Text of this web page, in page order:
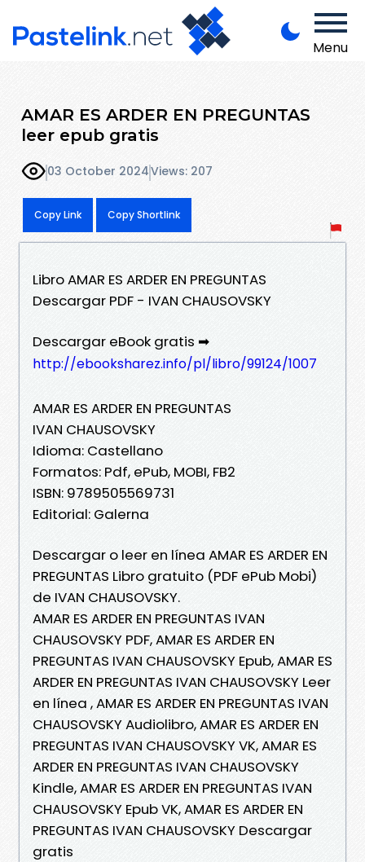
Menu
AMAR ES ARDER EN PREGUNTAS
leer epub gratis
03 October 2024Views: 207
Copy Link Copy Shortlink
Libro AMAR ES ARDER EN PREGUNTAS
Descargar PDF - IVAN CHAUSOVSKY
Descargar eBook gratis ➡
http://ebooksharez.info/pl/libro/99124/1007
AMAR ES ARDER EN PREGUNTAS
IVAN CHAUSOVSKY
Idioma: Castellano
Formatos: Pdf, ePub, MOBI, FB2
ISBN: 9789505569731
Editorial: Galerna
Descargar o leer en línea AMAR ES ARDER EN
PREGUNTAS Libro gratuito (PDF ePub Mobi)
de IVAN CHAUSOVSKY.
AMAR ES ARDER EN PREGUNTAS IVAN
CHAUSOVSKY PDF, AMAR ES ARDER EN
PREGUNTAS IVAN CHAUSOVSKY Epub, AMAR ES
ARDER EN PREGUNTAS IVAN CHAUSOVSKY Leer
en línea , AMAR ES ARDER EN PREGUNTAS IVAN
CHAUSOVSKY Audiolibro, AMAR ES ARDER EN
PREGUNTAS IVAN CHAUSOVSKY VK, AMAR ES
ARDER EN PREGUNTAS IVAN CHAUSOVSKY
Kindle, AMAR ES ARDER EN PREGUNTAS IVAN
CHAUSOVSKY Epub VK, AMAR ES ARDER EN
PREGUNTAS IVAN CHAUSOVSKY Descargar
gratis